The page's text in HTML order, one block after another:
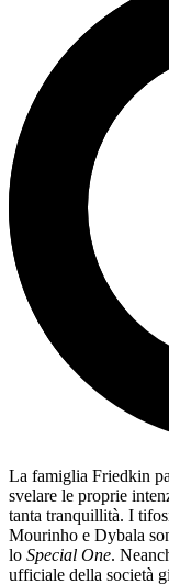
La famiglia Friedkin
svelare le proprie
tanta tranquillità. I
Mourinho e Dybala
lo Special One.
ufficiale della società